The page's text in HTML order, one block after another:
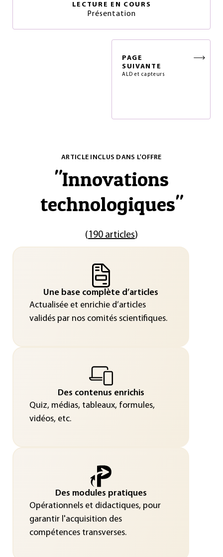
LECTURE EN COURS
Présentation
PAGE
SUIVANTE
ALD et capteurs
ARTICLE INCLUS DANS L'OFFRE
"Innovations
technologiques"
(190 articles)
Une base complète d’articles
Actualisée et enrichie d’articles
validés par nos comités scientifiques.
Des contenus enrichis
Quiz, médias, tableaux, formules,
vidéos, etc.
Des modules pratiques
Opérationnels et didactiques, pour
garantir l'acquisition des
compétences transverses.